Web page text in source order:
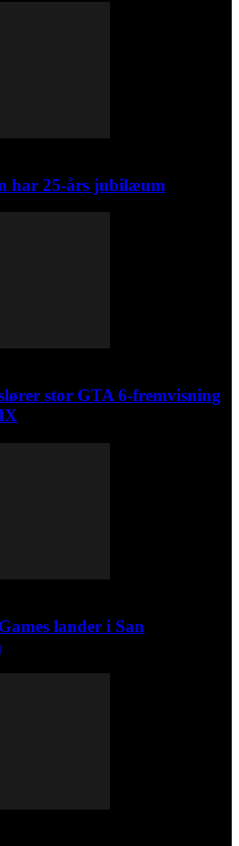
har 25-års jubilæum
stor GTA 6-fremvisning
lander i San